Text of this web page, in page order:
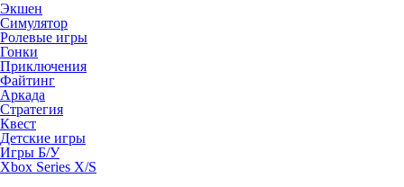
Экшен
Симулятор
Ролевые игры
Гонки
Приключения
Файтинг
Аркада
Стратегия
Квест
Детские игры
Игры Б/У
Xbox Series X/S